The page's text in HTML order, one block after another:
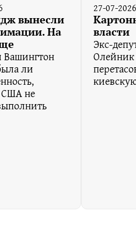
вынесли
На
Вашингтон
ли
не
27-07-2026
власти
Экс-
Олейник